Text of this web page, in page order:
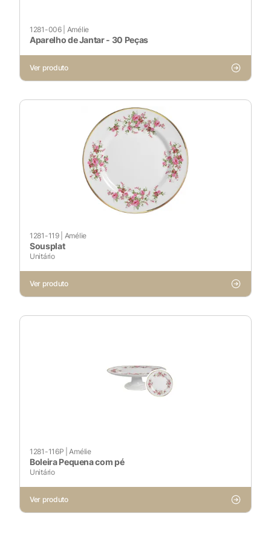
1281-006| Amélie
Aparelho de Jantar - 30 Peças
Ver produto
1281-119| Amélie
Sousplat
Unitário
Ver produto
1281-116P |Amélie
Boleira Pequena com pé
Unitário
Ver produto
Cookies Necessários
Sempre ativado
Cookies Não Necessários
Ativado